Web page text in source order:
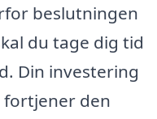
beslutningen
du tage dig tid
Din investering
fortjener den